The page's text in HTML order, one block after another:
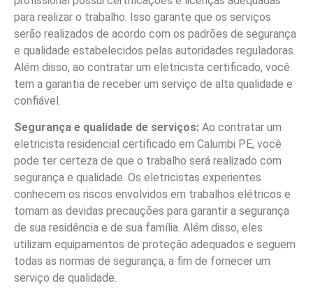
para realizar o trabalho. Isso garante que os serviços
serão realizados de acordo com os padrões de segurança
e qualidade estabelecidos pelas autoridades reguladoras.
Além disso, ao contratar um eletricista certificado, você
tem a garantia de receber um serviço de alta qualidade e
confiável.
Segurança e qualidade de serviços: Ao contratar um
eletricista residencial certificado em Calumbi PE, você
pode ter certeza de que o trabalho será realizado com
segurança e qualidade. Os eletricistas experientes
conhecem os riscos envolvidos em trabalhos elétricos e
tomam as devidas precauções para garantir a segurança
de sua residência e de sua família. Além disso, eles
utilizam equipamentos de proteção adequados e seguem
todas as normas de segurança, a fim de fornecer um
serviço de qualidade.